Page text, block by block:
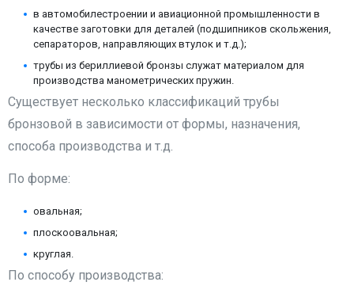
в автомобилестроении и авиационной промышленности в
качестве заготовки для деталей (подшипников скольжения,
сепараторов, направляющих втулок и т.д.);
трубы из бериллиевой бронзы служат материалом для
производства манометрических пружин.
Существует несколько классификаций трубы
бронзовой в зависимости от формы, назначения,
способа производства и т.д.
По форме:
овальная;
плоскоовальная;
круглая.
По способу производства: